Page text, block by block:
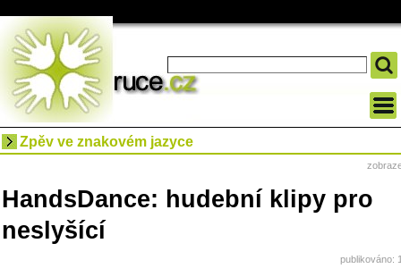
Zpěv ve znakovém jazyce
HandsDance: hudební klipy pro
neslyšící
publikováno: